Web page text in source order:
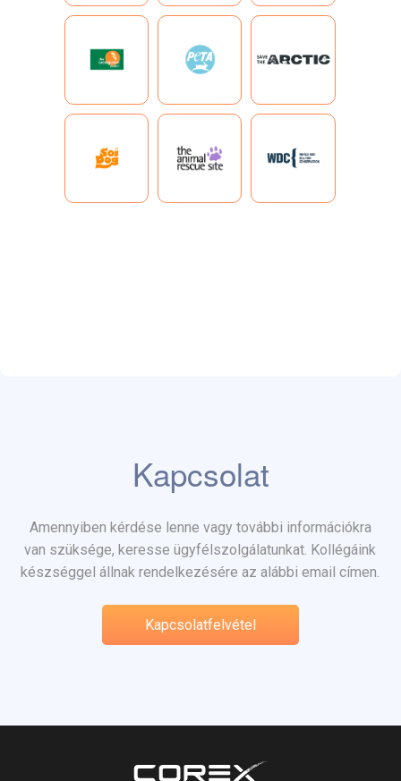
Kapcsolat
Amennyiben kérdése lenne vagy további információkra
van szüksége, keresse ügyfélszolgálatunkat. Kollégáink
készséggel állnak rendelkezésére az alábbi email címen.
Kapcsolatfelvétel